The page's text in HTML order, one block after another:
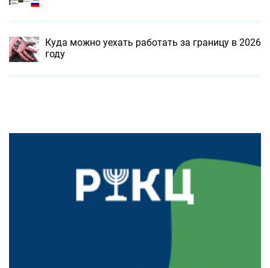
Куда можно уехать работать за границу в 2026
году